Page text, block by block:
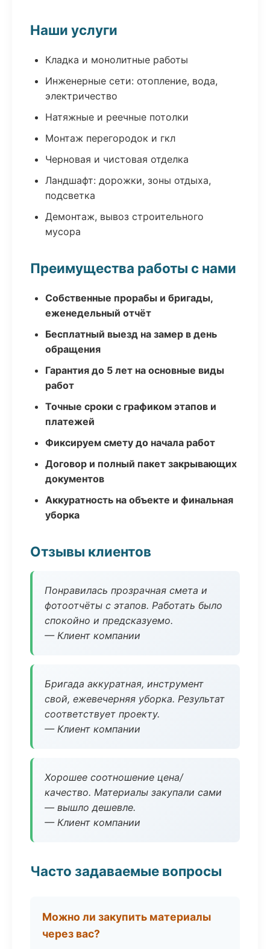
Наши услуги
Кладка и монолитные работы
Инженерные сети: отопление, вода,
электричество
Натяжные и реечные потолки
Монтаж перегородок и гкл
Черновая и чистовая отделка
Ландшафт: дорожки, зоны отдыха,
подсветка
Демонтаж, вывоз строительного
мусора
Преимущества работы с нами
Собственные прорабы и бригады,
еженедельный отчёт
Бесплатный выезд на замер в день
обращения
Гарантия до 5 лет на основные виды
работ
Точные сроки с графиком этапов и
платежей
Фиксируем смету до начала работ
Договор и полный пакет закрывающих
документов
Аккуратность на объекте и финальная
уборка
Отзывы клиентов
Понравилась прозрачная смета и
фотоотчёты с этапов. Работать было
спокойно и предсказуемо.
— Клиент компании
Бригада аккуратная, инструмент
свой, ежевечерняя уборка. Результат
соответствует проекту.
— Клиент компании
Хорошее соотношение цена/
качество. Материалы закупали сами
— вышло дешевле.
— Клиент компании
Часто задаваемые вопросы
Можно ли закупить материалы
через вас?